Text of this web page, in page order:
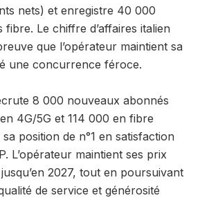
nets) et enregistre 40 000
Le chiffre d’affaires italien
que l’opérateur maintient sa
une concurrence féroce.
8 000 nouveaux abonnés
4G/5G et 114 000 en fibre
position de n°1 en satisfaction
L’opérateur maintient ses prix
2027, tout en poursuivant
de service et générosité